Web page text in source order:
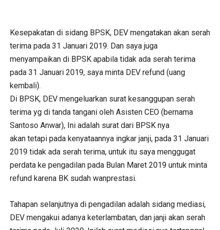
Kesepakatan di sidang BPSK, DEV mengatakan akan serah
terima pada 31 Januari 2019. Dan saya juga
menyampaikan di BPSK apabila tidak ada serah terima
pada 31 Januari 2019, saya minta DEV refund (uang
kembali).
Di BPSK, DEV mengeluarkan surat kesanggupan serah
terima yg di tanda tangani oleh Asisten CEO (bernama
Santoso Anwar), Ini adalah surat dari BPSK nya
akan tetapi pada kenyataannya ingkar janji, pada 31 Januari
2019 tidak ada serah terima, untuk itu saya menggugat
perdata ke pengadilan pada Bulan Maret 2019 untuk minta
refund karena BK sudah wanprestasi.
Tahapan selanjutnya di pengadilan adalah sidang mediasi,
DEV mengakui adanya keterlambatan, dan janji akan serah